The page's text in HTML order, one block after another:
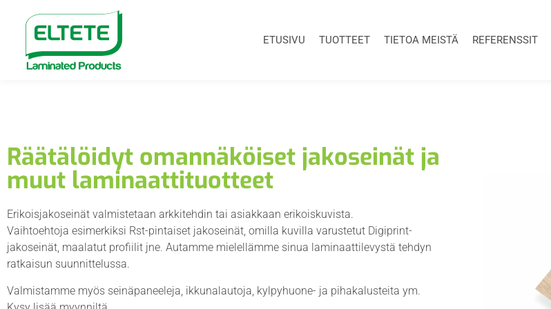
ETUSIVU TUOTTEET TIETOA MEISTÄ REFERENSSIT
Räätälöidyt omannäköiset jakoseinät ja
muut laminaattituotteet
Erikoisjakoseinät valmistetaan arkkitehdin tai asiakkaan erikoiskuvista.
Vaihtoehtoja esimerkiksi Rst-pintaiset jakoseinät, omilla kuvilla varustetut Digiprint-
jakoseinät, maalatut profiilit jne. Autamme mielellämme sinua laminaattilevystä tehdyn
ratkaisun suunnittelussa.
Valmistamme myös seinäpaneeleja, ikkunalautoja, kylpyhuone- ja pihakalusteita ym.